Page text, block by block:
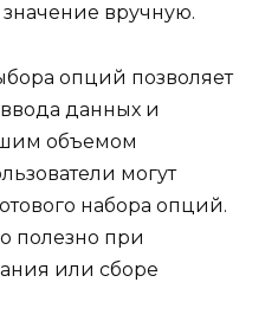
вручную.
опций позволяет
данных и
объемом
могут
набора опций.
полезно при
или сборе